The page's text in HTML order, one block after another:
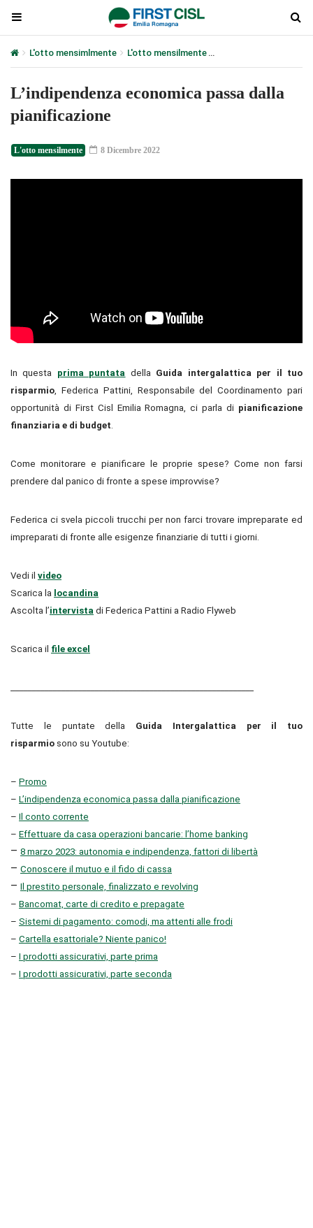
L'otto mensimlmente L'otto mensilmente
L’indipendenza economica passa dalla
pianificazione
L'otto mensilmente 8 Dicembre 2022
In questa prima puntata della Guida intergalattica per il tuo
risparmio, Federica Pattini, Responsabile del Coordinamento pari
opportunità di First Cisl Emilia Romagna, ci parla di pianificazione
finanziaria e di budget.
Come monitorare e pianificare le proprie spese? Come non farsi
prendere dal panico di fronte a spese improvvise?
Federica ci svela piccoli trucchi per non farci trovare impreparate ed
impreparati di fronte alle esigenze finanziarie di tutti i giorni.
Vedi il video
Scarica la locandina
Ascolta l’intervista di Federica Pattini a Radio Flyweb
Scarica il file excel
Tutte le puntate della Guida Intergalattica per il tuo
risparmio sono su Youtube:
– Promo
– L’indipendenza economica passa dalla pianificazione
– Il conto corrente
– Effettuare da casa operazioni bancarie: l’home banking
– 8 marzo 2023: autonomia e indipendenza, fattori di libertà
– Conoscere il mutuo e il fido di cassa
– Il prestito personale, finalizzato e revolving
– Bancomat, carte di credito e prepagate
– Sistemi di pagamento: comodi, ma attenti alle frodi
– Cartella esattoriale? Niente panico!
– I prodotti assicurativi, parte prima
– I prodotti assicurativi, parte seconda